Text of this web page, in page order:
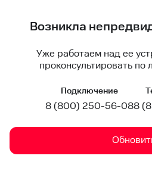
Возникла
Уже работаем над ее
проконсультировать
Подключение
8 (800) 250-56-088